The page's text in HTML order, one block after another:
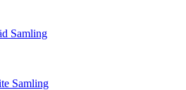
Samling
Samling